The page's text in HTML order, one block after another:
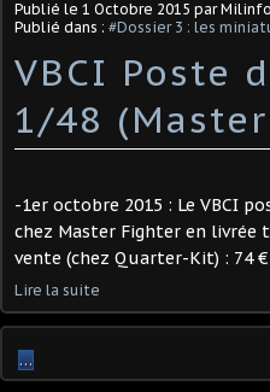
Publié le 1 Octobre 2015 par Milinfo
Publié dans : #Dossier 3 : les
VBCI Poste
1/48
-1er octobre 2015 : Le VBCI
chez Master Fighter en livrée
vente (chez Quarter-Kit) : 74
Lire la suite
…